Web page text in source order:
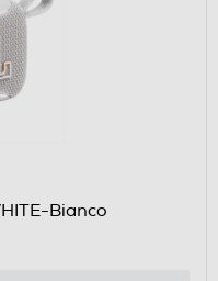
Bianco